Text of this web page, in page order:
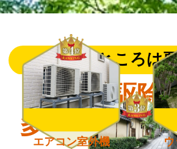
こんなところは要
蜂の巣駆除
多い場所ラ
エアコン室外機